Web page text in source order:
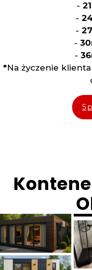
-
-
-
-
-
*Na życzenie